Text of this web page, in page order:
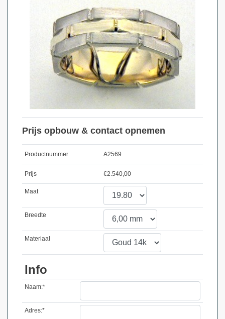
Prijs opbouw & contact opnemen
Productnummer A2569
Prijs €2.540,00
Maat
Breedte
Materiaal
Info
Naam:*
Adres:*